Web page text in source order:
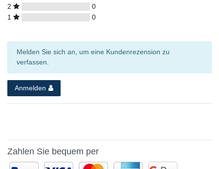
2
0
1
0
Melden Sie sich an, um eine Kundenrezension zu
verfassen.
Anmelden
Zahlen Sie bequem per